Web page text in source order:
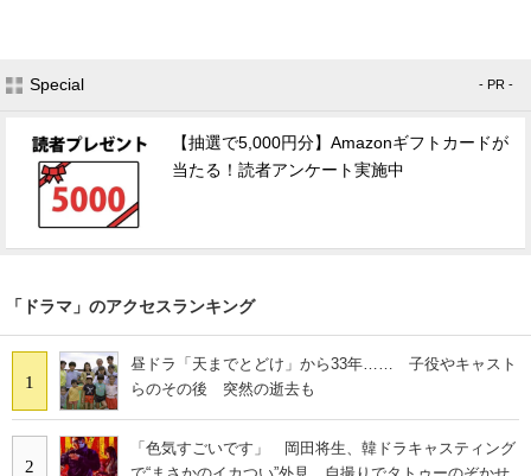
Special - PR -
【抽選で5,000円分】Amazonギフトカードが
当たる！読者アンケート実施中
「ドラマ」のアクセスランキング
1
昼ドラ「天までとどけ」から33年…… 子役やキャスト
らのその後 突然の逝去も
2
「色気すごいです」 岡田将生、韓ドラキャスティング